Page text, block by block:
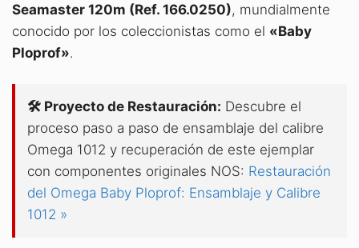
Seamaster 120m (Ref. 166.0250), mundialmente
conocido por los coleccionistas como el «Baby
Ploprof».
🛠️ Proyecto de Restauración: Descubre el
proceso paso a paso de ensamblaje del calibre
Omega 1012 y recuperación de este ejemplar
con componentes originales NOS: Restauración
del Omega Baby Ploprof: Ensamblaje y Calibre
1012 »